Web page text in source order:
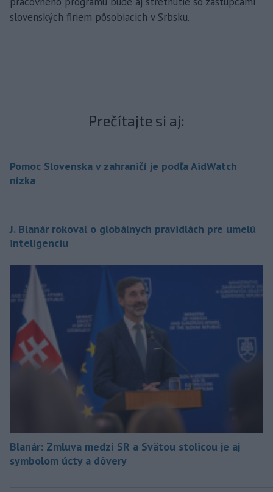
slovenských firiem pôsobiacich v Srbsku.
Prečítajte si aj:
Pomoc Slovenska v zahraničí je podľa AidWatch
nízka
J. Blanár rokoval o globálnych pravidlách pre umelú
inteligenciu
Blanár: Zmluva medzi SR a Svätou stolicou je aj
symbolom úcty a dôvery